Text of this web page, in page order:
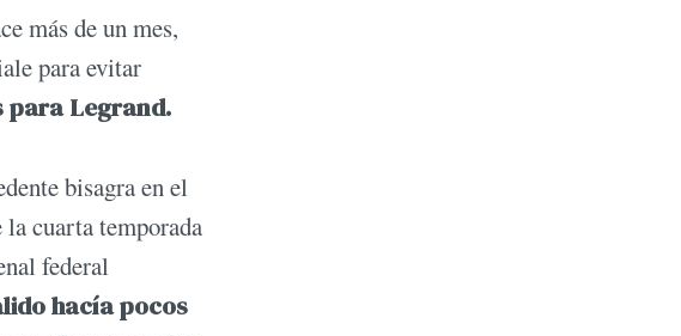
más de un mes,
para evitar
para Legrand.
bisagra en el
cuarta temporada
federal
hacía pocos